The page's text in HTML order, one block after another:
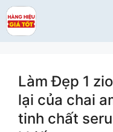
Skip
to
content
Làm Đẹp 1
lại của chai
tinh chất